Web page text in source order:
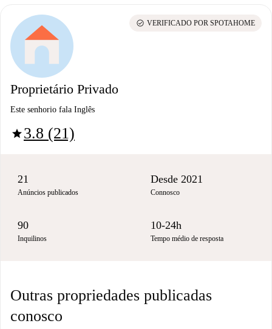
Proprietário Privado
Este senhorio fala Inglês
star3.8 (21)
check_circle VERIFICADO POR SPOTAHOME
21
Anúncios publicados
Desde 2021
Connosco
90
Inquilinos
10-24h
Tempo médio de resposta
Outras propriedades publicadas
conosco